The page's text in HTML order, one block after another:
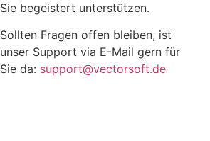
Sie begeistert unterstützen.
Sollten Fragen offen bleiben, ist
unser Support via E-Mail gern für
Sie da: support@vectorsoft.de